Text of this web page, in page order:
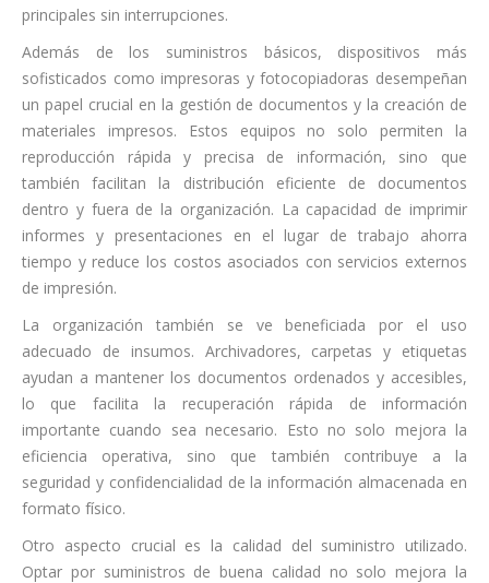
principales sin interrupciones.
Además de los suministros básicos, dispositivos más
sofisticados como impresoras y fotocopiadoras desempeñan
un papel crucial en la gestión de documentos y la creación de
materiales impresos. Estos equipos no solo permiten la
reproducción rápida y precisa de información, sino que
también facilitan la distribución eficiente de documentos
dentro y fuera de la organización. La capacidad de imprimir
informes y presentaciones en el lugar de trabajo ahorra
tiempo y reduce los costos asociados con servicios externos
de impresión.
La organización también se ve beneficiada por el uso
adecuado de insumos. Archivadores, carpetas y etiquetas
ayudan a mantener los documentos ordenados y accesibles,
lo que facilita la recuperación rápida de información
importante cuando sea necesario. Esto no solo mejora la
eficiencia operativa, sino que también contribuye a la
seguridad y confidencialidad de la información almacenada en
formato físico.
Otro aspecto crucial es la calidad del suministro utilizado.
Optar por suministros de buena calidad no solo mejora la